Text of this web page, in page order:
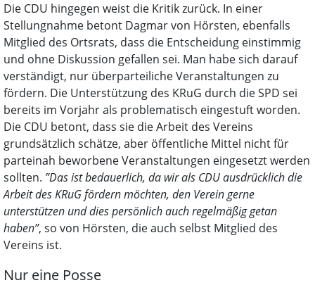
Die CDU hingegen weist die Kritik zurück. In einer
Stellungnahme betont Dagmar von Hörsten, ebenfalls
Mitglied des Ortsrats, dass die Entscheidung einstimmig
und ohne Diskussion gefallen sei. Man habe sich darauf
verständigt, nur überparteiliche Veranstaltungen zu
fördern. Die Unterstützung des KRuG durch die SPD sei
bereits im Vorjahr als problematisch eingestuft worden.
Die CDU betont, dass sie die Arbeit des Vereins
grundsätzlich schätze, aber öffentliche Mittel nicht für
parteinah beworbene Veranstaltungen eingesetzt werden
sollten. ”Das ist bedauerlich, da wir als CDU ausdrücklich die
Arbeit des KRuG fördern möchten, den Verein gerne
unterstützen und dies persönlich auch regelmäßig getan
haben”, so von Hörsten, die auch selbst Mitglied des
Vereins ist.
Nur eine Posse